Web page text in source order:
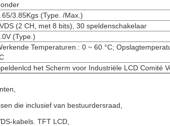
3.85Kgs (Type. /Max.)
(2 CH, met 8 bits), 30 speldenschakelaar
(Type.)
Temperaturen.: 0 ~ 60 °C;
het Scherm voor Industriële LCD Comité
die inclusief van bestuurdersraad,
kabels. TFT LCD,